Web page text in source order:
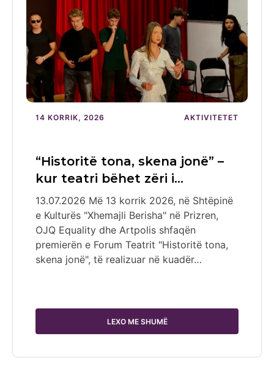
14 KORRIK, 2026 AKTIVITETET
“Historitë tona, skena jonë” –
kur teatri bëhet zëri i…
13.07.2026 Më 13 korrik 2026, në Shtëpinë
e Kulturës "Xhemajli Berisha" në Prizren,
OJQ Equality dhe Artpolis shfaqën
premierën e Forum Teatrit "Historitë tona,
skena jonë", të realizuar në kuadër…
LEXO ME SHUMË